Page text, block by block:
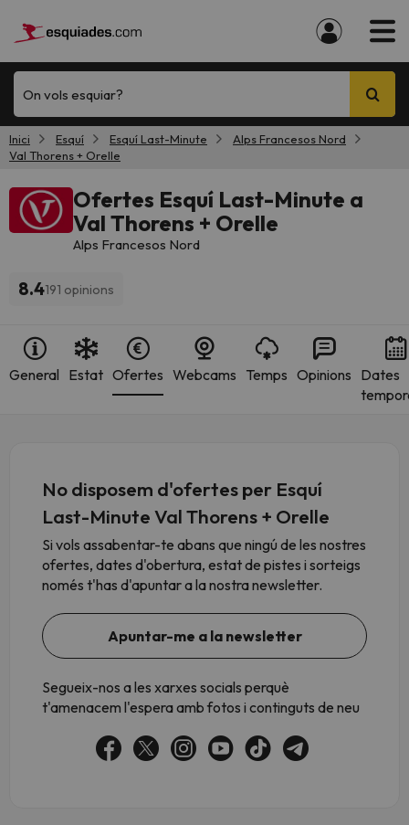
On vols esquiar?
Inici Esquí Esquí Last-Minute
Alps Francesos Nord
Val Thorens + Orelle
Ofertes Esquí Last-Minute a
Val Thorens + Orelle
Alps Francesos Nord
8.4191 opinions
General Estat Ofertes Webcams Temps Opinions Dates
No disposem d'ofertes per Esquí
Last-Minute Val Thorens + Orelle
Si vols assabentar-te abans que ningú de les nostres
ofertes, dates d'obertura, estat de pistes i sorteigs
només t'has d'apuntar a la nostra newsletter.
Apuntar-me a la newsletter
Segueix-nos a les xarxes socials perquè
t'amenacem l'espera amb fotos i continguts de neu